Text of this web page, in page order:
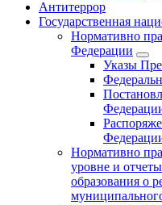
Антитеррор
Государственная
Нормативно
Федерации
Указы
Нормативно
уровне и
образования о